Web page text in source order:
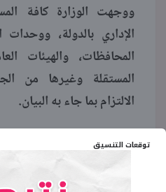
توقعات التنسيق
ووجهت الوزارة كافة
الإداري بالدولة، ووحدات
المحافظات، والهيئات
المستقلة وغيرها من
الالتزام بما جاء به البيان.